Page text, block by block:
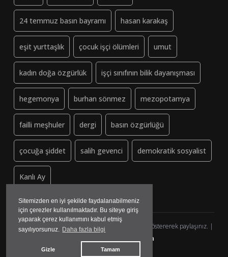
Sitemizden en iyi şekilde faydalanabilmeniz
için çerezler kullanılmaktadır. Bu siteye giriş
yaparak çerez kullanımını kabul etmiş
sayılıyorsunuz. Daha fazla bilgi
Gizle Tamam
24 temmuz basın bayramı hasan karakaş
eşit yurttaşlık çocuk işçi ölümleri umut
kadın doğa özgürlük işçi sınıfının bilik dayanışması
hegemonya burhan sönmez mezopotamya
failli meşhuler dergi basın özgürlüğü
çocuğa şiddet salih gevenci demokratik sosyalist
Kanlı Ay
Dayanisma-Datca.org (ↄ) Copyleft - Lütfen kaynak göstererek paylaşınız. |
madmedya